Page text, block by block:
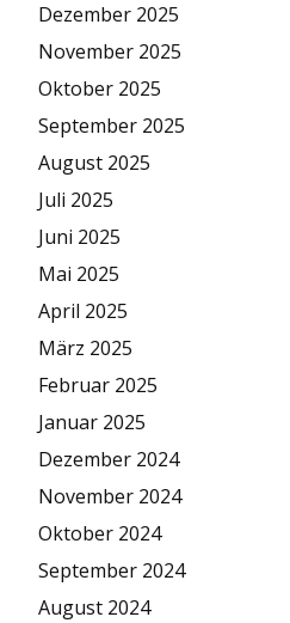
Dezember 2025
November 2025
Oktober 2025
September 2025
August 2025
Juli 2025
Juni 2025
Mai 2025
April 2025
März 2025
Februar 2025
Januar 2025
Dezember 2024
November 2024
Oktober 2024
September 2024
August 2024